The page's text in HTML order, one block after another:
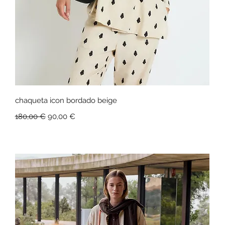
Vista rápida
chaqueta icon bordado beige
Precio
180,00 € Precio de oferta
90,00 €